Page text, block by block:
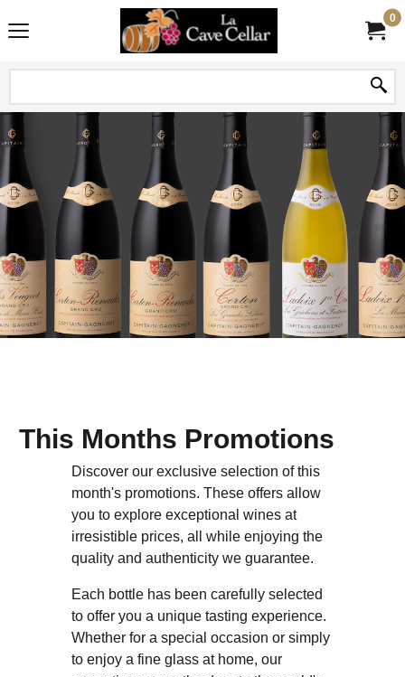
0
This Months Promotions
Discover our exclusive selection of this
month's promotions. These offers allow
you to explore exceptional wines at
irresistible prices, all while enjoying the
quality and authenticity we guarantee.
Each bottle has been carefully selected
to offer you a unique tasting experience.
Whether for a special occasion or simply
to enjoy a fine glass at home, our